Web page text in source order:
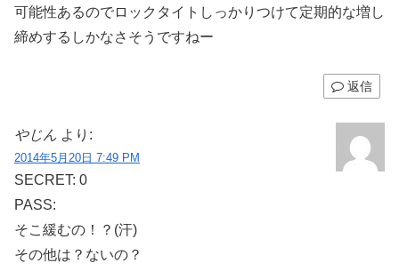
可能性あるのでロックタイトしっかりつけて定期的な増し
締めするしかなさそうですねー
返信
やじん より:
2014年5月20日 7:49 PM
SECRET: 0
PASS:
そこ緩むの！？(汗)
その他は？ないの？